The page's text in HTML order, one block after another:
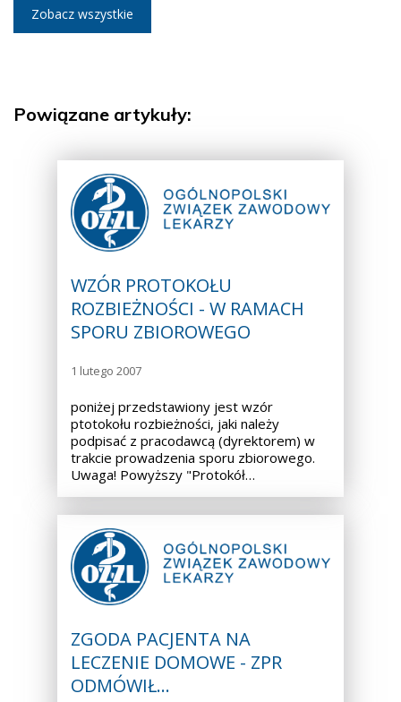
Zobacz wszystkie
Powiązane artykuły:
WZÓR PROTOKOŁU
ROZBIEŻNOŚCI - W RAMACH
SPORU ZBIOROWEGO
1 lutego 2007
poniżej przedstawiony jest wzór
ptotokołu rozbieżności, jaki należy
podpisać z pracodawcą (dyrektorem) w
trakcie prowadzenia sporu zbiorowego.
Uwaga! Powyższy "Protokół…
ZGODA PACJENTA NA
LECZENIE DOMOWE - ZPR
ODMÓWIŁ…